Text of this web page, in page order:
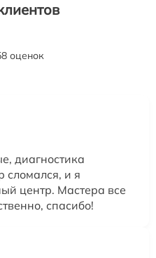
оценок
диагностика
сломался, и я
центр. Мастера все
спасибо!